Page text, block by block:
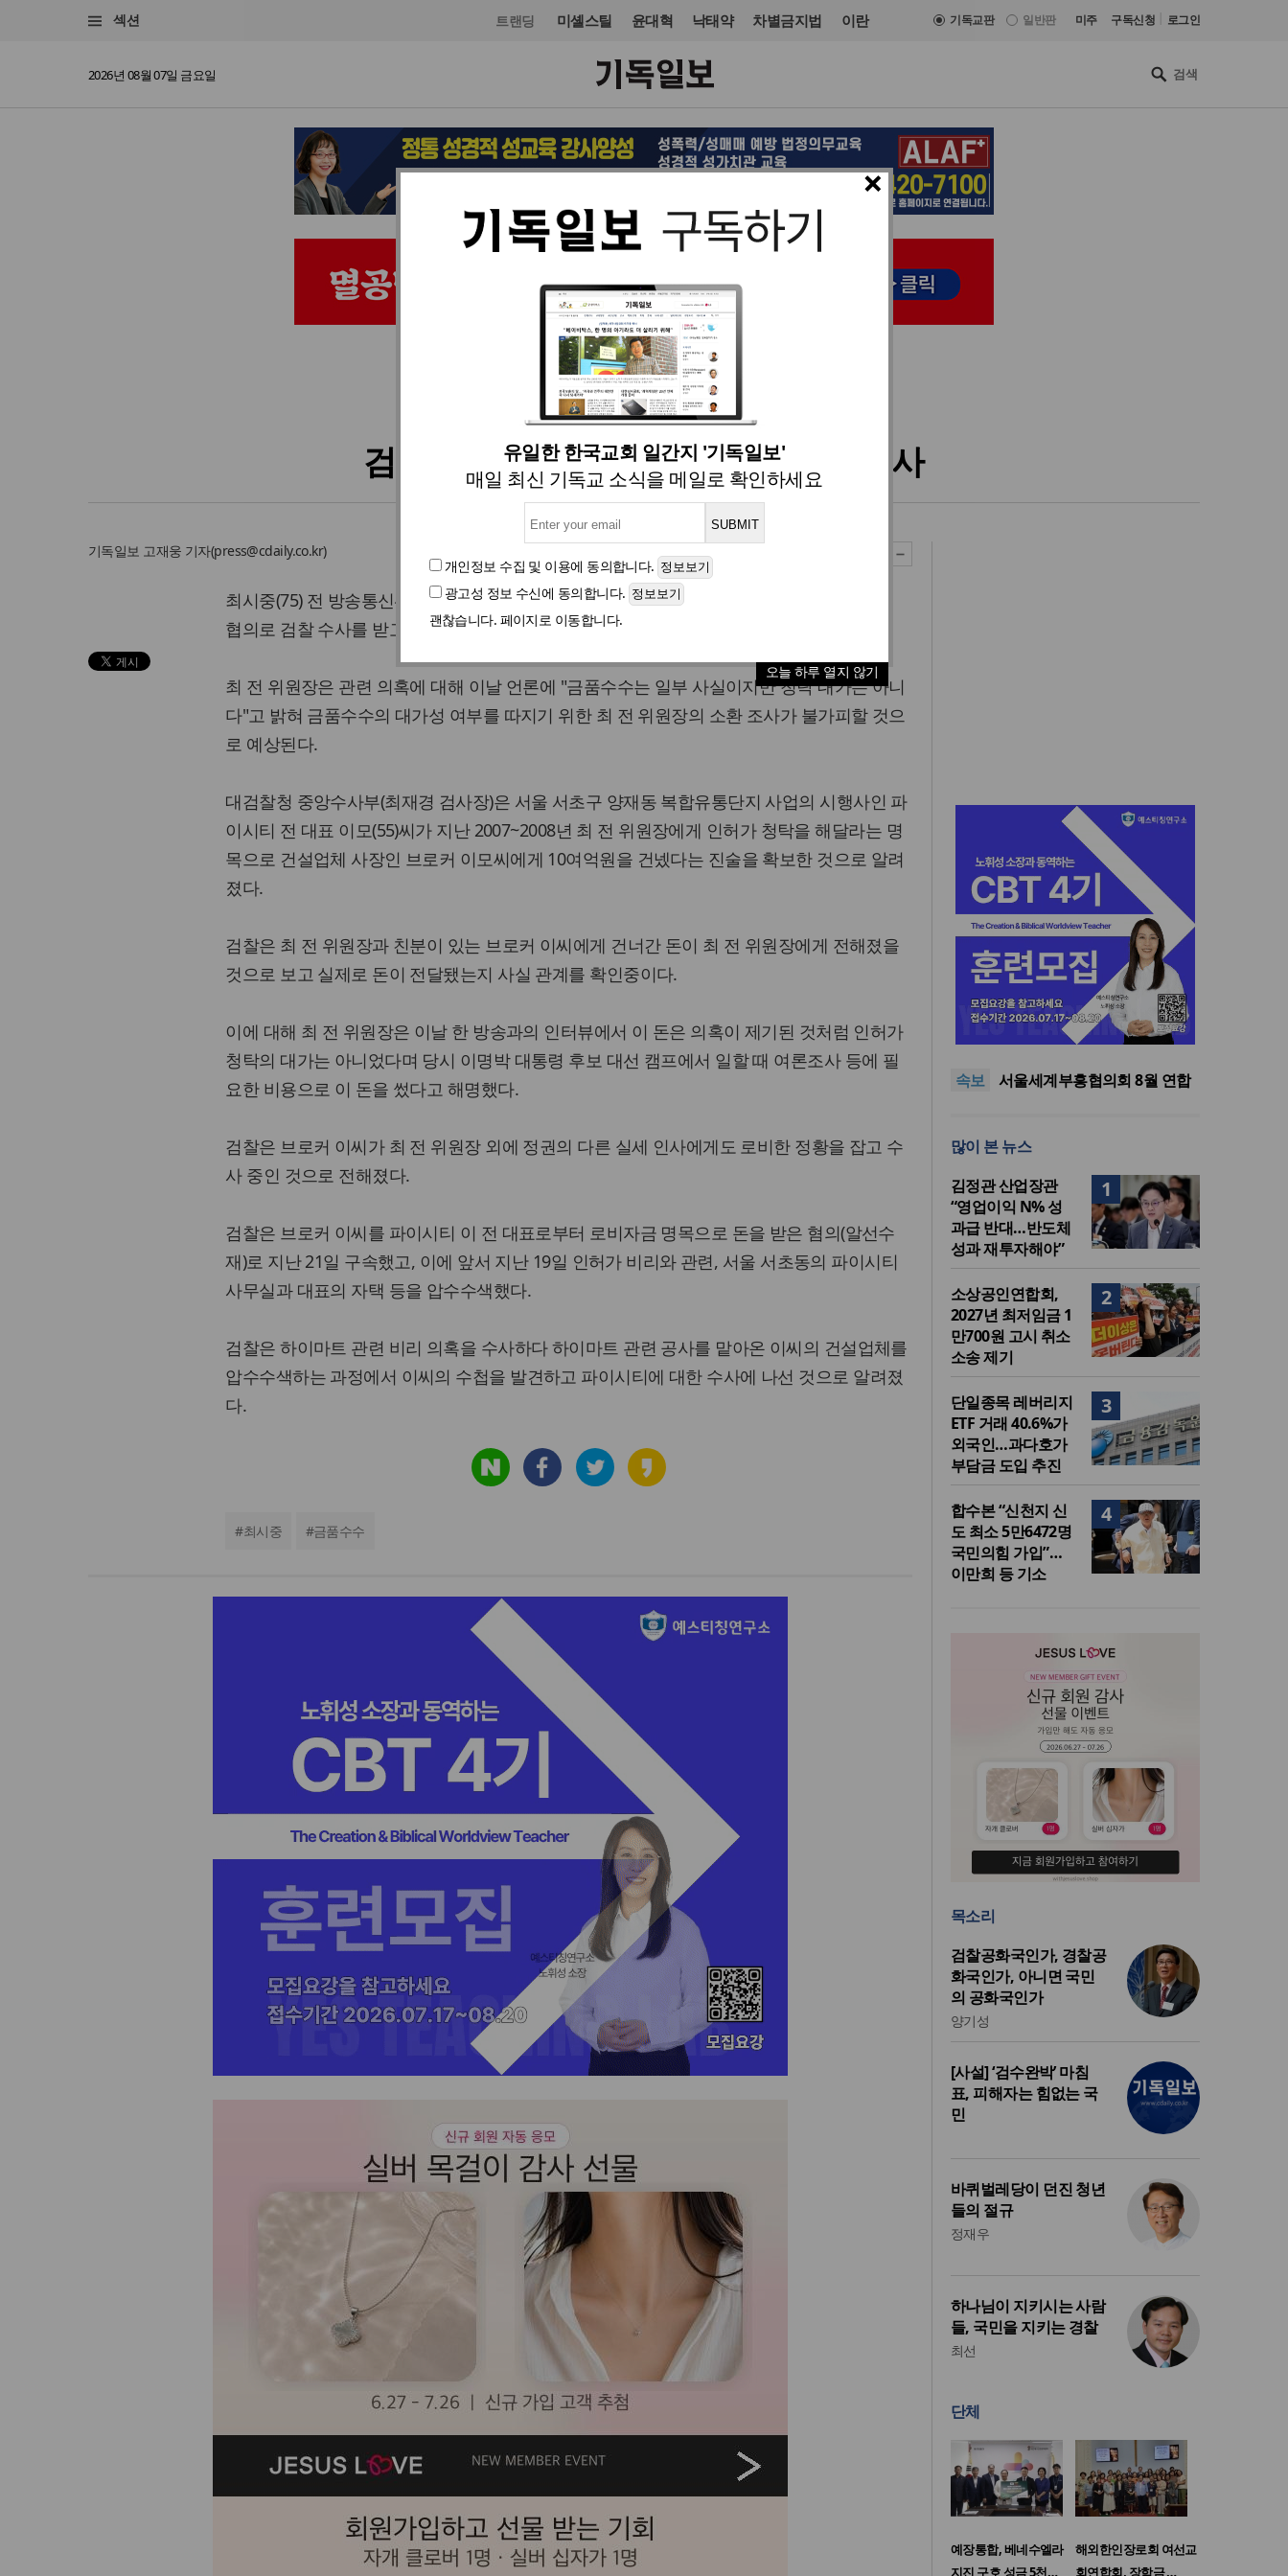
섹션 트랜딩 미셸스틸 윤대혁 낙태약 차별금지법 이란 기독교판 일반판 미주 구독신청 로그인
2026년 08월 07일 금요일
×
유일한 한국교회 일간지 '기독일보'
매일 최신 기독교 소식을 메일로 확인하세요
개인정보 수집 및 이용에 동의합니다.
광고성 정보 수신에 동의합니다.
괜찮습니다. 페이지로 이동합니다.
오늘 하루 열지 않기
사건·사고 사건·사고 입력 2012. 04. 23 18:29
검찰, 최시중 '금품수수 의혹' 본격 수사
기독일보 고재웅 기자(press@cdaily.co.kr)
최시중(75) 전 방송통신위원회 위원장이 복합유통단지 인허가와 관련해 거액의 뇌물을 받은
협의로 검찰 수사를 받고 있는 것으로 전해졌다.
최 전 위원장은 관련 의혹에 대해 이날 언론에 "금품수수는 일부 사실이지만 청탁 대가는 아니
다"고 밝혀 금품수수의 대가성 여부를 따지기 위한 최 전 위원장의 소환 조사가 불가피할 것으
로 예상된다.
대검찰청 중앙수사부(최재경 검사장)은 서울 서초구 양재동 복합유통단지 사업의 시행사인 파
이시티 전 대표 이모(55)씨가 지난 2007~2008년 최 전 위원장에게 인허가 청탁을 해달라는 명
목으로 건설업체 사장인 브로커 이모씨에게 10여억원을 건넸다는 진술을 확보한 것으로 알려
졌다.
검찰은 최 전 위원장과 친분이 있는 브로커 이씨에게 건너간 돈이 최 전 위원장에게 전해졌을
것으로 보고 실제로 돈이 전달됐는지 사실 관계를 확인중이다.
이에 대해 최 전 위원장은 이날 한 방송과의 인터뷰에서 이 돈은 의혹이 제기된 것처럼 인허가
청탁의 대가는 아니었다며 당시 이명박 대통령 후보 대선 캠프에서 일할 때 여론조사 등에 필
요한 비용으로 이 돈을 썼다고 해명했다.
검찰은 브로커 이씨가 최 전 위원장 외에 정권의 다른 실세 인사에게도 로비한 정황을 잡고 수
사 중인 것으로 전해졌다.
검찰은 브로커 이씨를 파이시티 이 전 대표로부터 로비자금 명목으로 돈을 받은 혐의(알선수
재)로 지난 21일 구속했고, 이에 앞서 지난 19일 인허가 비리와 관련, 서울 서초동의 파이시티
사무실과 대표의 자택 등을 압수수색했다.
검찰은 하이마트 관련 비리 의혹을 수사하다 하이마트 관련 공사를 맡아온 이씨의 건설업체를
압수수색하는 과정에서 이씨의 수첩을 발견하고 파이시티에 대한 수사에 나선 것으로 알려졌
다.
#최시중 #금품수수
속보
“한국 복음의 시작에는 미국보
다 먼저 일본이 있었습니다”
“기도로 시작한 스틸 美 대사,
중단하라”
서울세계부흥협의회 8월 연합
협력
다 먼저 일본이 있었습니다”
“기도로 시작한 스틸 美 대사,
한미동맹의 가교 되어주길”
많이 본 뉴스
1
김정관 산업장관
“영업이익 N% 성
과급 반대…반도체
성과 재투자해야”
2
소상공인연합회,
2027년 최저임금 1
만700원 고시 취소
소송 제기
3
단일종목 레버리지
ETF 거래 40.6%가
외국인…과다호가
부담금 도입 추진
4
합수본 “신천지 신
도 최소 5만6472명
국민의힘 가입”…
이만희 등 기소
목소리
검찰공화국인가, 경찰공
화국인가, 아니면 국민
의 공화국인가
양기성
[사설] ‘검수완박’ 마침
표, 피해자는 힘없는 국
민
바퀴벌레당이 던진 청년
들의 절규
정재우
하나님이 지키시는 사람
들, 국민을 지키는 경찰
최선
단체
예장통합, 베네수엘라
해외한인장로회 여선교